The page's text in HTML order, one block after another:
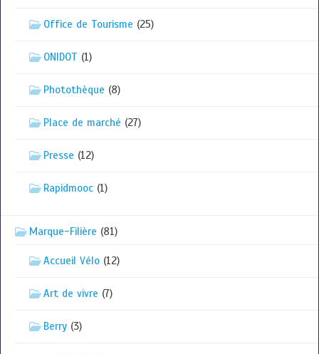
Office de Tourisme (25)
ONIDOT (1)
Photothèque (8)
Place de marché (27)
Presse (12)
Rapidmooc (1)
Marque-Filière (81)
Accueil Vélo (12)
Art de vivre (7)
Berry (3)